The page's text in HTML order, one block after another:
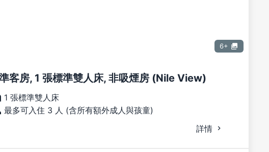
6+
客房, 1 張標準雙人床, 非吸煙房 (Nile View)
1 張標準雙人床
最多可入住 3 人 (含所有額外成人與孩童)
詳情